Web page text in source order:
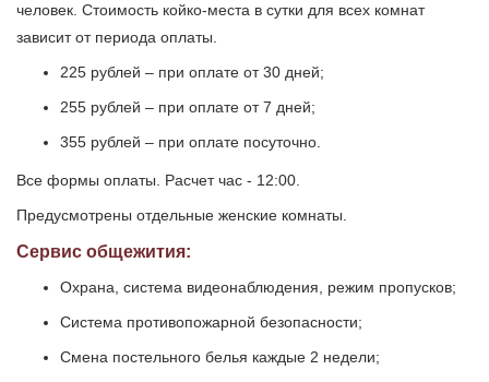
человек. Стоимость койко-места в сутки для всех комнат
зависит от периода оплаты.
225 рублей – при оплате от 30 дней;
255 рублей – при оплате от 7 дней;
355 рублей – при оплате посуточно.
Все формы оплаты. Расчет час - 12:00.
Предусмотрены отдельные женские комнаты.
Сервис общежития:
Охрана, система видеонаблюдения, режим пропусков;
Система противопожарной безопасности;
Смена постельного белья каждые 2 недели;